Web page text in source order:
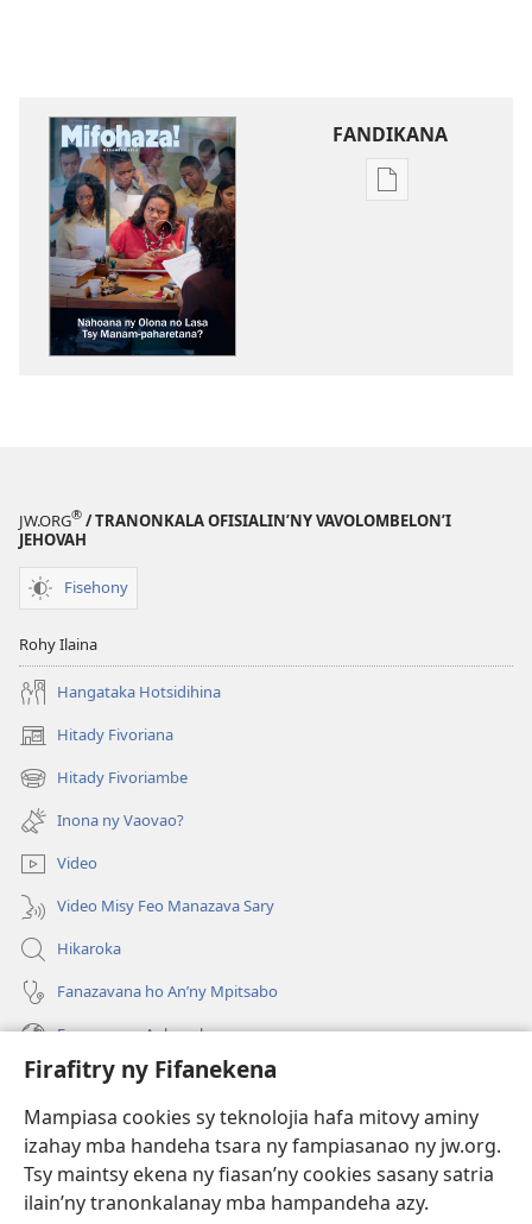
Firafitry ny Fifanekena
Mampiasa cookies sy teknolojia hafa mitovy aminy
izahay mba handeha tsara ny fampiasanao ny jw.org.
Tsy maintsy ekena ny fiasan’ny cookies sasany satria
ilain’ny tranonkalanay mba hampandeha azy.
FANDIKANA
Fandikana
JW.ORG® / TRANONKALA OFISIALIN’NY VAVOLOMBELON’I
JEHOVAH
Fisehony
Rohy Ilaina
Hangataka Hotsidihina
Hitady Fivoriana
(manokatra
rohy) Hitady Fivoriambe
(manokatra
rohy) Inona ny Vaovao?
Video
Video Misy Feo Manazava Sary
Hikaroka
Fanazavana ho An’ny Mpitsabo
Fanazavana Ankapobeny
Fanampiana
Fanomezana
(manokatra
rohy)
FITEHIRIZAM-BOKIN’NY Vavolombelon’i Jehovah
(manokatra